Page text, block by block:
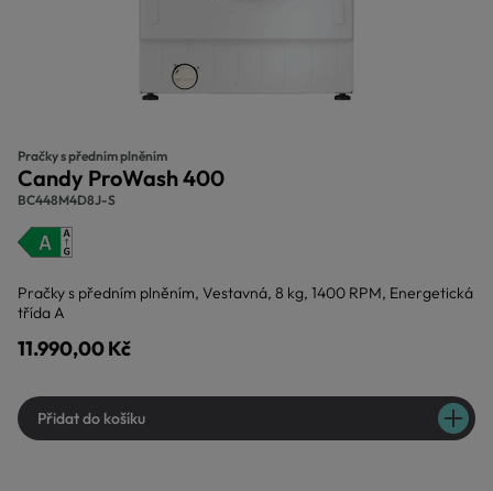
Pračky s předním plněním
Candy ProWash 400
BC448M4D8J-S
Pračky s předním plněním, Vestavná, 8 kg, 1400 RPM, Energetická
třída A
11.990,00 Kč
Přidat do košíku